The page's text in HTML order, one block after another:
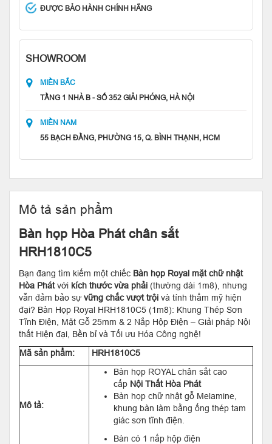
ĐƯỢC BẢO HÀNH CHÍNH HÃNG
SHOWROOM
MIỀN BẮC
TẦNG 1 NHÀ B - SỐ 352 GIẢI PHÓNG, HÀ NỘI
MIỀN NAM
55 BẠCH ĐẰNG, PHƯỜNG 15, Q. BÌNH THẠNH, HCM
Mô tả sản phẩm
Bàn họp Hòa Phát chân sắt
HRH1810C5
Bạn đang tìm kiếm một chiếc Bàn họp Royal mặt chữ nhật
Hòa Phátvới kích thước vừa phải (thường dài 1m8), nhưng
vẫn đảm bảo sự vững chắc vượt trội và tính thẩm mỹ hiện
đại? Bàn Họp Royal HRH1810C5 (1m8): Khung Thép Sơn
Tĩnh Điện, Mặt Gỗ 25mm & 2 Nắp Hộp Điện – Giải pháp Nội
thất Hiện đại, Bền bỉ và Tối ưu Hóa Công nghệ!
Mã sản phẩm:
HRH1810C5
Mô tả:
Bàn họp ROYAL chân sắt cao
cấp Nội Thất Hòa Phát
Bàn họp chữ nhật gỗ Melamine,
khung bàn làm bằng ống thép tam
giác sơn tĩnh điện.
Bàn có 1 nắp hộp điện